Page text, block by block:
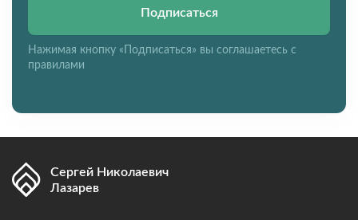
Подписаться
Нажимая кнопку «Подписаться» вы соглашаетесь с
правилами
Сергей Николаевич
Лазарев